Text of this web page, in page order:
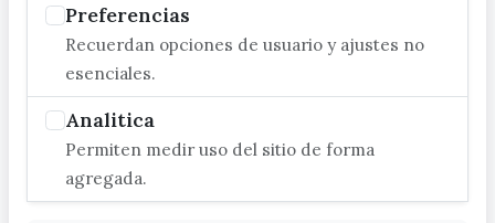
Preferencias
Recuerdan opciones de usuario y ajustes no
esenciales.
Analitica
Permiten medir uso del sitio de forma
agregada.